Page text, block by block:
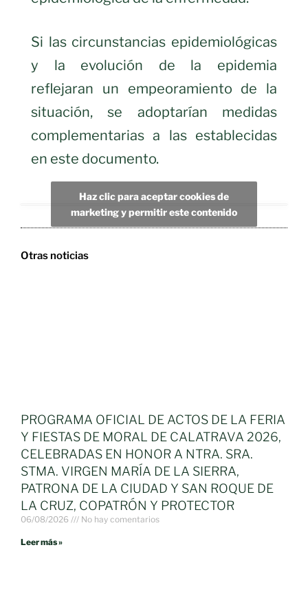
Si las circunstancias epidemiológicas
y la evolución de la epidemia
reflejaran un empeoramiento de la
situación, se adoptarían medidas
complementarias a las establecidas
en este documento.
Haz clic para aceptar cookies de
marketing y permitir este contenido
Otras noticias
PROGRAMA OFICIAL DE ACTOS DE LA FERIA
Y FIESTAS DE MORAL DE CALATRAVA 2026,
CELEBRADAS EN HONOR A NTRA. SRA.
STMA. VIRGEN MARÍA DE LA SIERRA,
PATRONA DE LA CIUDAD Y SAN ROQUE DE
LA CRUZ, COPATRÓN Y PROTECTOR
06/08/2026 No hay comentarios
Leer más »